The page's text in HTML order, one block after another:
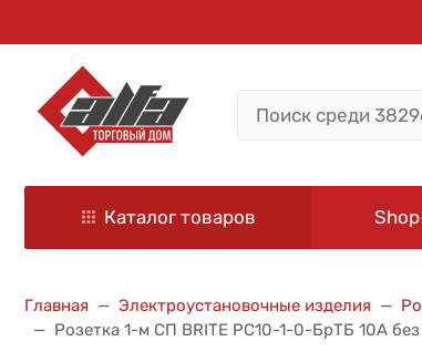
Каталог товаров
Главная Электроустановочные изделия
Розетка 1-м СП BRITE РС10-1-0-БрТБ 10А